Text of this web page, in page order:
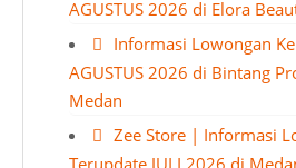
AGUSTUS 2026 di Elora
Informasi Lowongan
AGUSTUS 2026 di Bintang
Medan
Zee Store | Informasi
Terupdate JULI 2026 di